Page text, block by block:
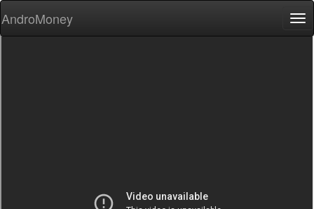
AndroMoney